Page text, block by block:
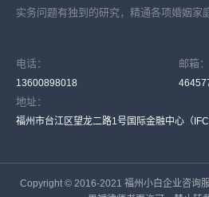
实务问题有独到的研究，精通各项婚姻家
电话：
13600898018
邮箱：
地址：
福州市台江区望龙二路1号国际金融中心（
Copyright © 2016-2021 福州小白企业咨询